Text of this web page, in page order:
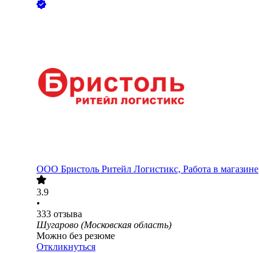
ООО Бристоль Ритейл Логистикс, Работа в магазине
3.9
•
333 отзыва
Шугарово (Московская область)
Можно без резюме
Откликнуться